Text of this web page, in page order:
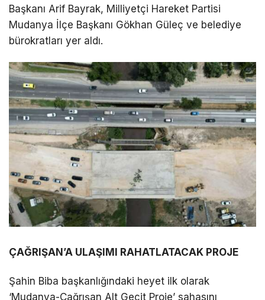
Başkanı Arif Bayrak, Milliyetçi Hareket Partisi
Mudanya İlçe Başkanı Gökhan Güleç ve belediye
bürokratları yer aldı.
ÇAĞRIŞAN’A ULAŞIMI RAHATLATACAK PROJE
Şahin Biba başkanlığındaki heyet ilk olarak
‘Mudanya-Çağrışan Alt Geçit Proje’ sahasını